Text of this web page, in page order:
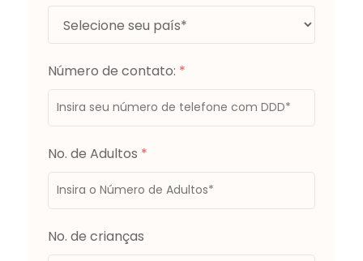
Número de contato: *
No. de Adultos *
No. de crianças